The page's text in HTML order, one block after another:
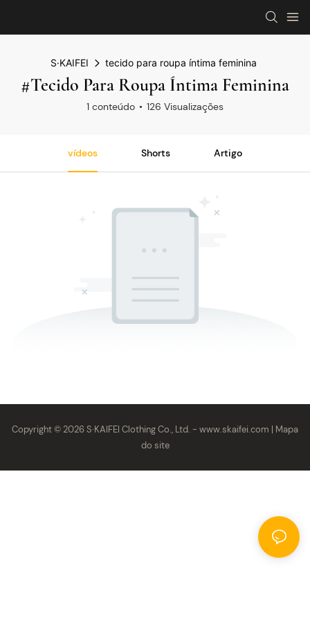
S·KAIFEI tecido para roupa íntima feminina
#tecido Para Roupa Íntima Feminina
1 conteúdo 126 Visualizações
vídeos Shorts Artigo
Copyright © 2026 S·KAIFEI Clothing Co., Ltd. - www.skaifei.com | Mapa
do site